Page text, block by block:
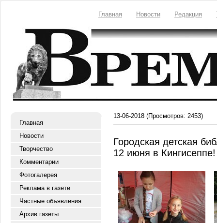
Главная Новости Редакция
Главная
Новости
Творчество
Комментарии
Фотогалерея
Реклама в газете
Частные объявления
Архив газеты
13-06-2018 (Просмотров: 2453)
Городская детская
12 июня в Кингисеппе!